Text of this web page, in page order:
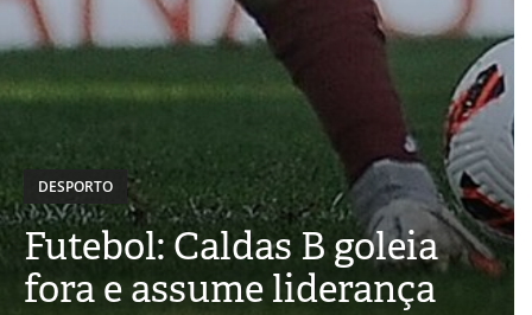
DESPORTO
Futebol: Caldas B goleia
fora e assume liderança